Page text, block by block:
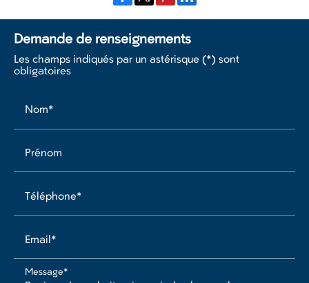
Demande de renseignements
Les champs indiqués par un astérisque (*) sont
obligatoires
Nom*
Prénom
Téléphone*
Email*
Message*